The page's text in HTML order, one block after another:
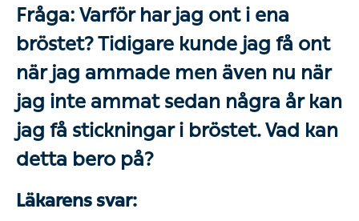
Fråga: Varför har jag ont i ena
bröstet? Tidigare kunde jag få ont
när jag ammade men även nu när
jag inte ammat sedan några år kan
jag få stickningar i bröstet. Vad kan
detta bero på?
Läkarens svar: